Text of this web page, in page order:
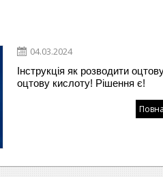
04.03.2024
Інструкція як розводити
оцтову кислоту! Рішення є!
Повна